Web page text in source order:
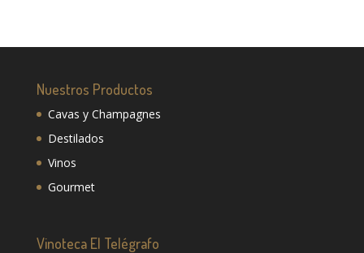
Nuestros Productos
Cavas y Champagnes
Destilados
Vinos
Gourmet
Vinoteca El Telégrafo